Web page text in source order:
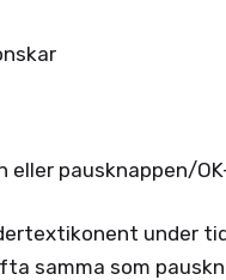
eller pausknappen/
under
samma som